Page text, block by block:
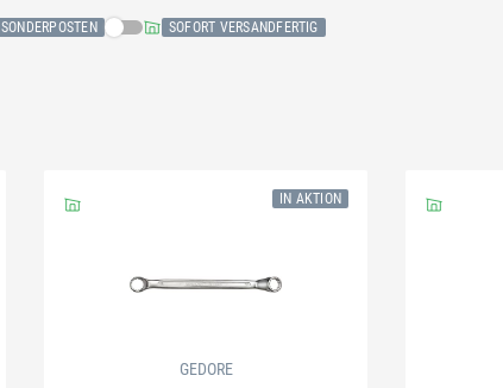
SONDERPOSTEN SOFORT VERSANDFERTIG
IN AKTION
GEDORE